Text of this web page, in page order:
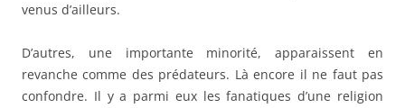
venus d’ailleurs.
D’autres, une importante minorité, apparaissent en
revanche comme des prédateurs. Là encore il ne faut pas
confondre. Il y a parmi eux les fanatiques d’une religion